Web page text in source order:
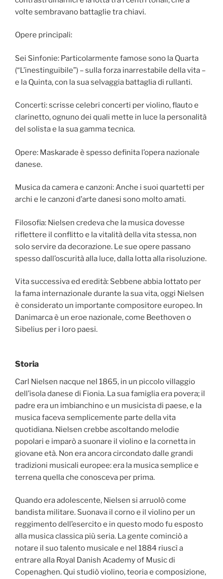
volte sembravano battaglie tra chiavi.
Opere principali:
Sei Sinfonie: Particolarmente famose sono la Quarta
(“L’inestinguibile”) – sulla forza inarrestabile della vita –
e la Quinta, con la sua selvaggia battaglia di rullanti.
Concerti: scrisse celebri concerti per violino, flauto e
clarinetto, ognuno dei quali mette in luce la personalità
del solista e la sua gamma tecnica.
Opere: Maskarade è spesso definita l’opera nazionale
danese.
Musica da camera e canzoni: Anche i suoi quartetti per
archi e le canzoni d’arte danesi sono molto amati.
Filosofia: Nielsen credeva che la musica dovesse
riflettere il conflitto e la vitalità della vita stessa, non
solo servire da decorazione. Le sue opere passano
spesso dall’oscurità alla luce, dalla lotta alla risoluzione.
Vita successiva ed eredità: Sebbene abbia lottato per
la fama internazionale durante la sua vita, oggi Nielsen
è considerato un importante compositore europeo. In
Danimarca è un eroe nazionale, come Beethoven o
Sibelius per i loro paesi.
Storia
Carl Nielsen nacque nel 1865, in un piccolo villaggio
dell’isola danese di Fionia. La sua famiglia era povera; il
padre era un imbianchino e un musicista di paese, e la
musica faceva semplicemente parte della vita
quotidiana. Nielsen crebbe ascoltando melodie
popolari e imparò a suonare il violino e la cornetta in
giovane età. Non era ancora circondato dalle grandi
tradizioni musicali europee: era la musica semplice e
terrena quella che conosceva per prima.
Quando era adolescente, Nielsen si arruolò come
bandista militare. Suonava il corno e il violino per un
reggimento dell’esercito e in questo modo fu esposto
alla musica classica più seria. La gente cominciò a
notare il suo talento musicale e nel 1884 riuscì a
entrare alla Royal Danish Academy of Music di
Copenaghen. Qui studiò violino, teoria e composizione,